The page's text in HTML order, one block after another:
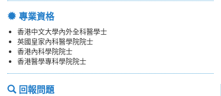
專業資格
香港中文大學內外全科醫學士
英國皇家內科醫學院院士
香港內科學院院士
香港醫學專科學院院士
回報問題